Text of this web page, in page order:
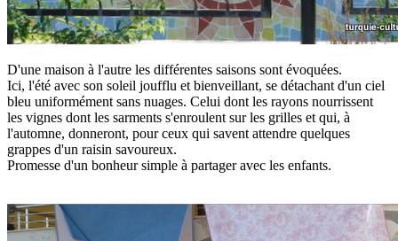
D'une maison à l'autre les différentes saisons sont évoquées.
Ici, l'été avec son soleil joufflu et bienveillant, se détachant d'un ciel
bleu uniformément sans nuages. Celui dont les rayons nourrissent
les vignes dont les sarments s'enroulent sur les grilles et qui, à
l'automne, donneront, pour ceux qui savent attendre quelques
grappes d'un raisin savoureux.
Promesse d'un bonheur simple à partager avec les enfants.